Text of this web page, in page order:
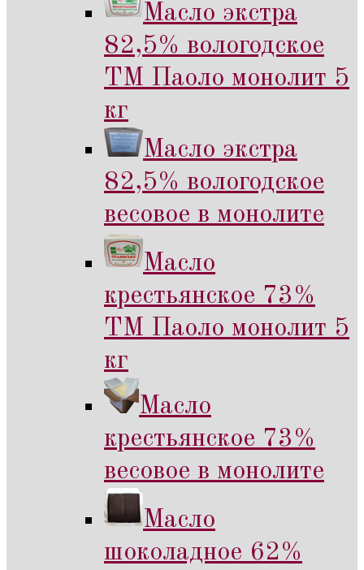
Масло экстра
82,5% вологодское
ТМ Паоло монолит 5
кг
Масло экстра
82,5% вологодское
весовое в монолите
Масло
крестьянское 73%
ТМ Паоло монолит 5
кг
Масло
крестьянское 73%
весовое в монолите
Масло
шоколадное 62%